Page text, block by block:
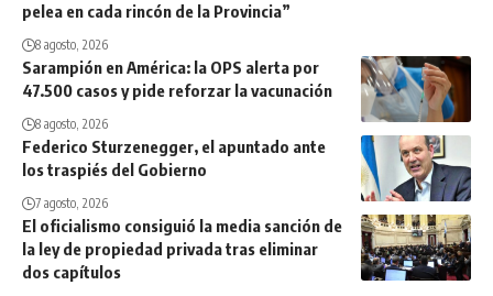
pelea en cada rincón de la Provincia”
8 agosto, 2026
Sarampión en América: la OPS alerta por
47.500 casos y pide reforzar la vacunación
8 agosto, 2026
Federico Sturzenegger, el apuntado ante
los traspiés del Gobierno
7 agosto, 2026
El oficialismo consiguió la media sanción de
la ley de propiedad privada tras eliminar
dos capítulos